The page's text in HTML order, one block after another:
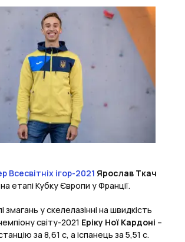
Всесвітніх ігор-2021 Ярослав Ткач
етапі Кубку Європи у Франції.
змагань у скелелазінні на швидкість
світу-2021 Еріку Ної Кардоні –
за 8,61 с, а іспанець за 5,51 с.